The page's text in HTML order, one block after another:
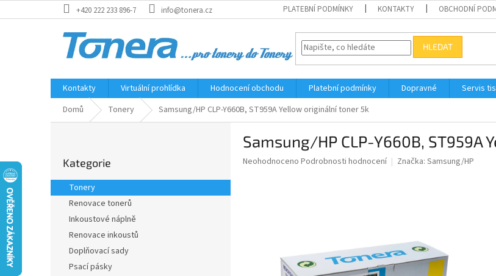
na
+420 222 233 896-7 info@tonera.cz PLATEBNÍ PODMÍNKY KONTAKTY OBCHODNÍ
HLEDAT
Kontakty Virtuální prohlídka Hodnocení obchodu Platební podmínky Dopravné Servis
Domů
Tonery Samsung/HP CLP-Y660B, ST959A Yellow originální toner 5k
r
a
kategorie
Kategorie
Tonery
Renovace tonerů
Inkoustové náplně
Renovace inkoustů
Doplňovací sady
Psací pásky
Samsung/HP CLP-Y660B, ST959A
Průměrné
Neohodnoceno Podrobnosti hodnocení Značka: Samsung/HP